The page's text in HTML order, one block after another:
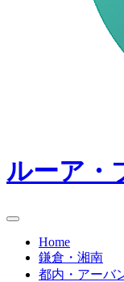
ルーア・
Home
鎌倉・湘南
都内・アーバ